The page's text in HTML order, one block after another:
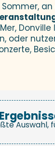
oder
Auswahl,